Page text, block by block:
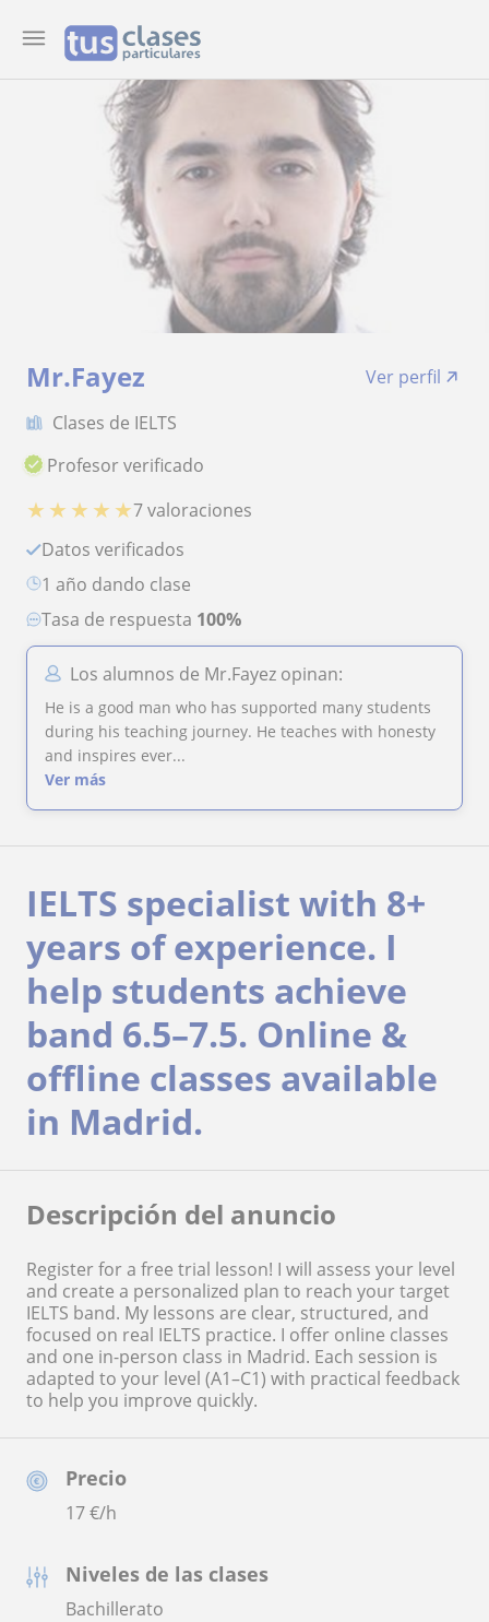
Mr.Fayez
Ver perfil
Clases de IELTS
Profesor verificado
★ ★ ★ ★ ★7 valoraciones
Datos verificados
1 año dando clase
Tasa de respuesta 100%
Los alumnos de Mr.Fayez opinan:
He is a good man who has supported many students
during his teaching journey. He teaches with honesty
and inspires ever...
Ver más
Precio
17€/h
Niveles de las clases
Bachillerato
IELTS specialist with 8+
years of experience. I
help students achieve
band 6.5–7.5. Online &
offline classes available
in Madrid.
Descripción del anuncio
Register for a free trial lesson! I will assess your level
and create a personalized plan to reach your target
IELTS band. My lessons are clear, structured, and
focused on real IELTS practice. I offer online classes
and one in-person class in Madrid. Each session is
adapted to your level (A1–C1) with practical feedback
to help you improve quickly.